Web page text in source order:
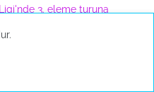
3. eleme turuna
soruşturmasında 6 kişi
Ligi'nde şampiyon oldu
37'de sabit bıraktı